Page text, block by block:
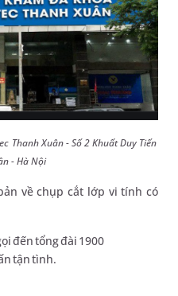
Thanh Xuân - Số 2 Khuất Duy Tiến
- Hà Nội
về chụp cắt lớp vi tính có
đến tổng đài 1900
tận tình.